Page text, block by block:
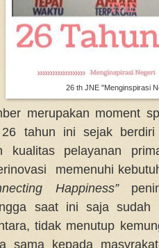
26 th JNE "Menginspirasi
merupakan moment
tahun ini sejak
kualitas pelayanan
memenuhi
Happiness”
saat ini saja
tidak menutup
sama kepada